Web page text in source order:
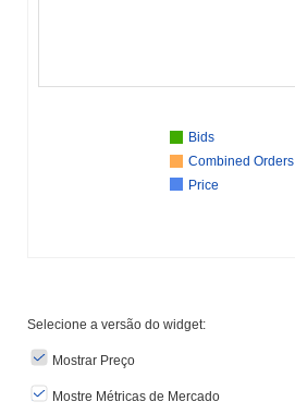
Bids
Combined Orders
Price
Selecione a versão do widget:
Mostrar Preço
Mostre Métricas de Mercado